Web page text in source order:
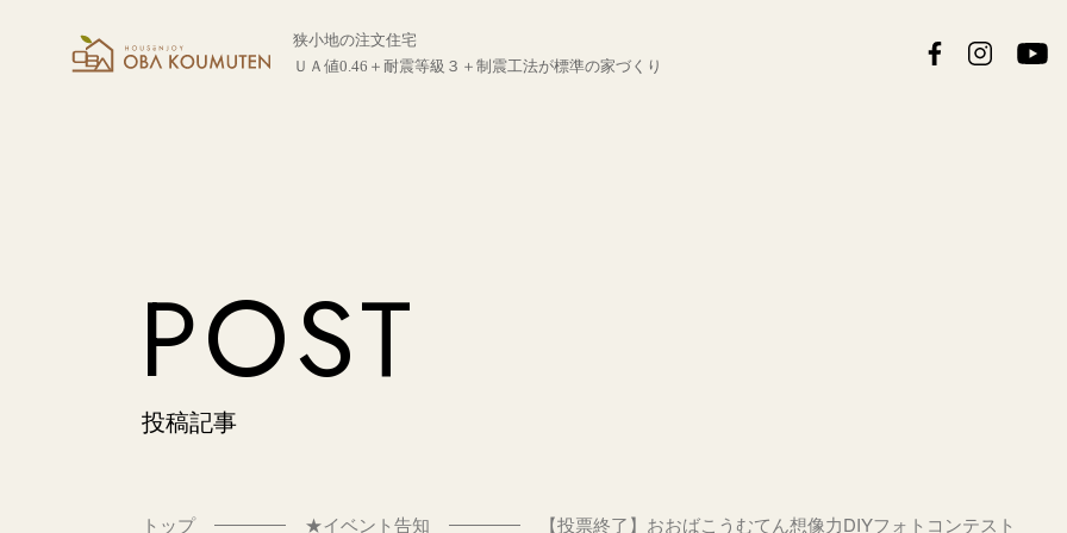
狭小地の注文住宅
ＵＡ値0.46＋耐震等級３＋制震工法が標準の家づくり
POST
投稿記事
トップ ★イベント告知 【投票終了】おおばこうむてん想像力DIYフォトコンテスト